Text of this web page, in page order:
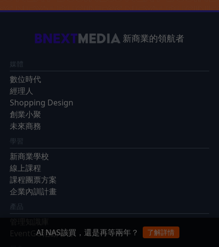
新商業的領航者
媒體
數位時代
經理人
Shopping Design
創業小聚
未來商務
學習
新商業學校
線上課程
課程團票方案
企業內訓計畫
產品
EventGO活動平台
AI NAS該買，還是再等兩年？ 了解詳情